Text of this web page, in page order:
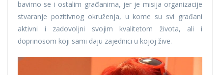
bavimo se i ostalim građanima, jer je misija organizacije
stvaranje pozitivnog okruženja, u kome su svi građani
aktivni i zadovoljni svojim kvalitetom života, ali i
doprinosom koji sami daju zajednici u kojoj žive.